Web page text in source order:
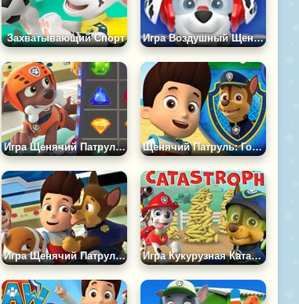
Захватывающий Спорт Игра Воздушный Щенячий Патруль
Игра Щенячий Патруль: Три в Ряд Щенячий Патруль: Головоломка
Игра Щенячий Патруль: Райдер и Гонщик Игра Кукурузная Катастрофа